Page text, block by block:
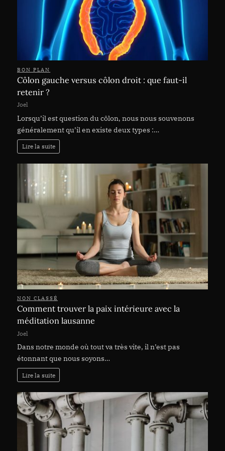
BON PLAN
Côlon gauche versus côlon droit : que faut-il
retenir ?
Joel
Lorsqu’il est question du côlon, nous nous souvenons
généralement qu’il en existe deux types :…
Lire la suite
NON CLASSÉ
Comment trouver la paix intérieure avec la
méditation lausanne
Joel
Dans notre monde où tout va très vite, il n’est pas
étonnant que nous soyons…
Lire la suite